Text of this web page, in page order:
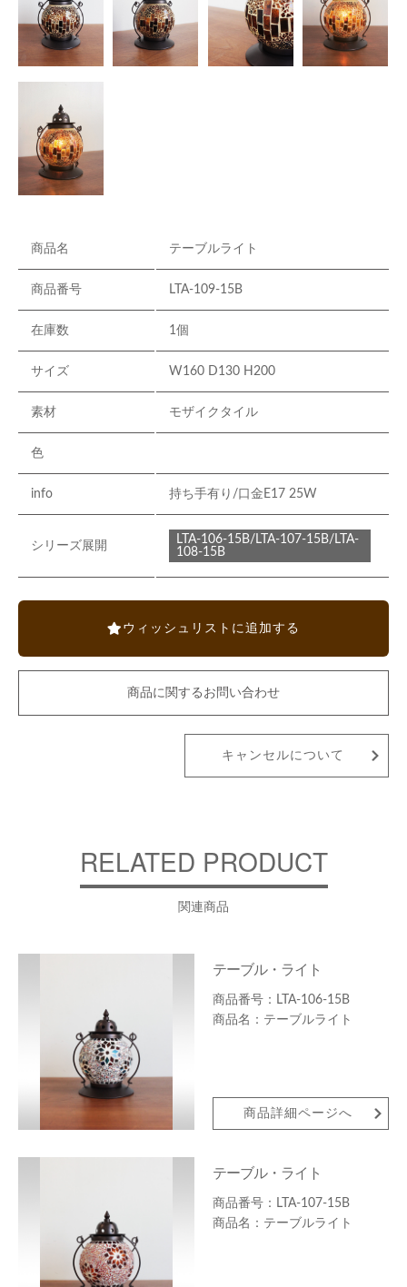
商品名 テーブルライト
商品番号 LTA-109-15B
在庫数 1個
サイズ W160 D130 H200
素材 モザイクタイル
色
info 持ち手有り/口金E17 25W
シリーズ展開
LTA-106-15B/LTA-107-15B/LTA-
108-15B
ウィッシュリストに追加する
商品に関するお問い合わせ
キャンセルについて
RELATED PRODUCT
関連商品
テーブル・ライト
LTA-106-15B
テーブルライト
商品詳細ページへ
テーブル・ライト
LTA-107-15B
テーブルライト